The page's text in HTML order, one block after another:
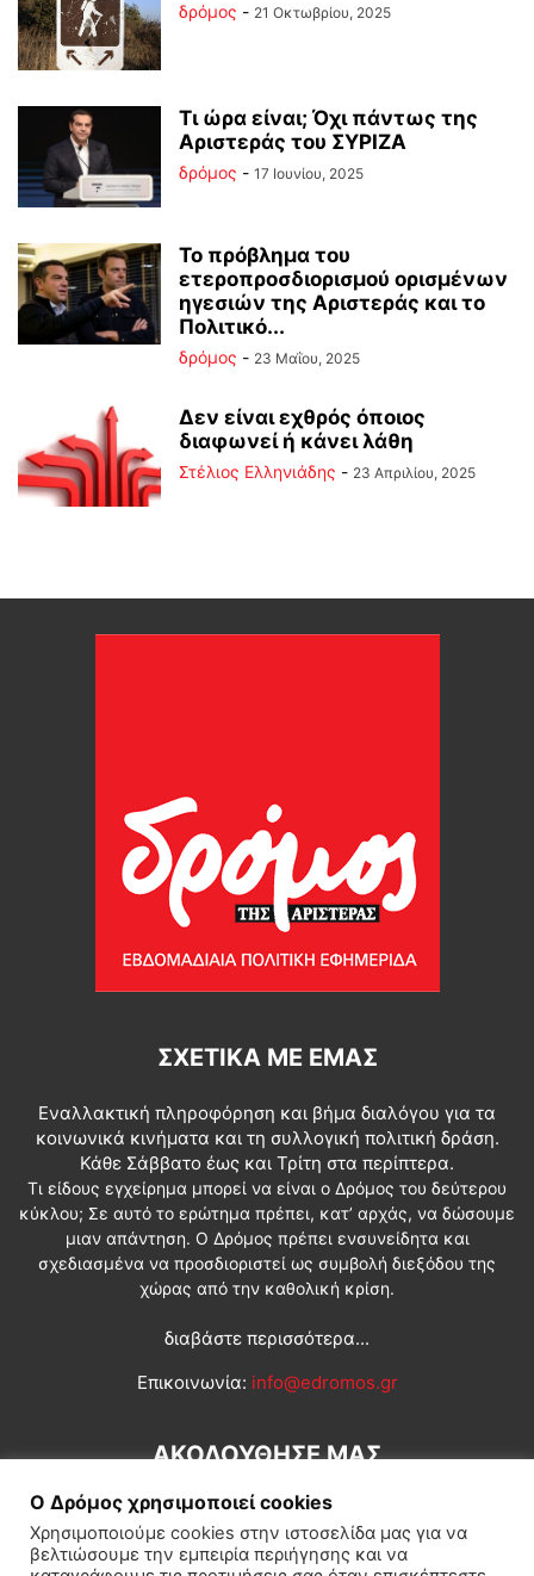
δρόμος - 21 Οκτωβρίου, 2025
Τι ώρα είναι; Όχι πάντως της
Αριστεράς του ΣΥΡΙΖΑ
δρόμος - 17 Ιουνίου, 2025
Το πρόβλημα του
ετεροπροσδιορισμού ορισμένων
ηγεσιών της Αριστεράς και το
Πολιτικό...
δρόμος - 23 Μαΐου, 2025
Δεν είναι εχθρός όποιος
διαφωνεί ή κάνει λάθη
Στέλιος Ελληνιάδης - 23 Απριλίου, 2025
ΣΧΕΤΙΚΆ ΜΕ ΕΜΆΣ
Εναλλακτική πληροφόρηση και βήμα διαλόγου για τα
κοινωνικά κινήματα και τη συλλογική πολιτική δράση.
Κάθε Σάββατο έως και Τρίτη στα περίπτερα.
Τι είδους εγχείρημα μπορεί να είναι ο Δρόμος του δεύτερου
κύκλου; Σε αυτό το ερώτημα πρέπει, κατ’ αρχάς, να δώσουμε
μιαν απάντηση. Ο Δρόμος πρέπει ενσυνείδητα και
σχεδιασμένα να προσδιοριστεί ως συμβολή διεξόδου της
χώρας από την καθολική κρίση.
διαβάστε περισσότερα...
Επικοινωνία: info@edromos.gr
ΑΚΟΛΟΥΘΗΣΕ ΜΑΣ
Ο Δρόμος χρησιμοποιεί cookies
Χρησιμοποιούμε cookies στην ιστοσελίδα μας για να
βελτιώσουμε την εμπειρία περιήγησης και να